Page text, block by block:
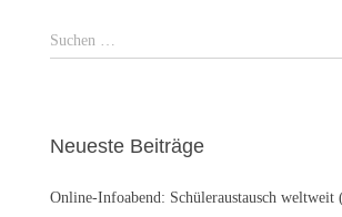
S
u
n
a
Suchen …
Neueste Beiträge
Online-Infoabend: Schüleraustausch weltweit